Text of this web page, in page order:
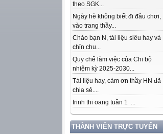
theo SGK...
Ngày hè không biết đi đâu chơi,
vào trang thầy...
Chào bạn N, tài liệu siêu hay và
chỉn chu...
Quy chế làm việc của Chi bộ
nhiệm kỳ 2025-2030...
Tài liệu hay, cảm ơn thầy HN đã
chia sẻ....
trinh thi oang tuần 1 ...
THÀNH VIÊN TRỰC TUYẾN